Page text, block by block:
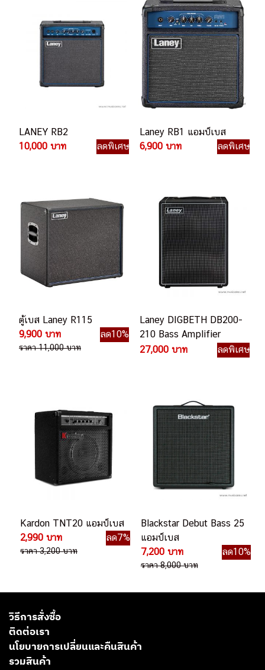
LANEY RB2
10,000 บาท
ลดพิเศษ
Laney RB1 แอมป์เบส
6,900 บาท
ลดพิเศษ
ตู้เบส Laney R115
9,900 บาท
ลด10%
ราคา 11,000 บาท
Laney DIGBETH DB200-
210 Bass Amplifier
Combo – 200W RMS
27,000 บาท ลดพิเศษ
Kardon TNT20 แอมป์เบส
2,990 บาท
ลด7%
ราคา 3,200 บาท
Blackstar Debut Bass 25
แอมป์เบส
7,200 บาท
ลด10%
ราคา 8,000 บาท
วิธีการสั่งซื้อ
ติดต่อเรา
นโยบายการเปลี่ยนและคืนสินค้า
รวมสินค้า